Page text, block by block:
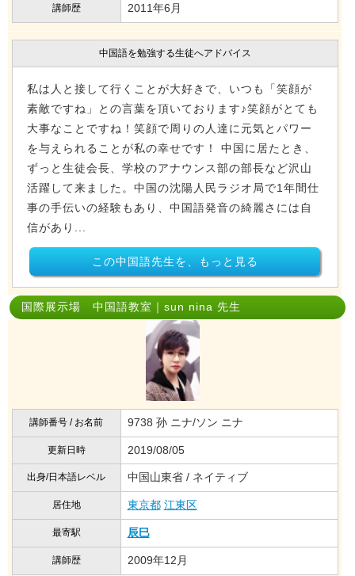
講師歴 2011年6月
中国語を勉強する生徒へアドバイス
私は人と接して行くことが大好きで、いつも「笑顔が
素敵ですね」との言葉を頂いております♪笑顔がとても
大事なことですね！笑顔で周りの人達に元気とパワー
を与えられることが私の幸せです！ 中国に居たとき、
ずっと生徒会長、学校のアナウンス部の部長など沢山
活躍して来ました。中国の沈陽人民ラジオ局で1年間仕
事の手伝いの経験もあり、中国語発音の綺麗さには自
信があり...
この中国語先生を、もっと見る
国際展示場 中国語教室｜sun nina 先生
講師番号 / お名前 9738 孙 ニナ/ソン ニナ
更新日時 2019/08/05
出身/日本語レベル 中国山東省 / ネイティブ
居住地 東京都 江東区
最寄駅 辰巳
講師歴 2009年12月